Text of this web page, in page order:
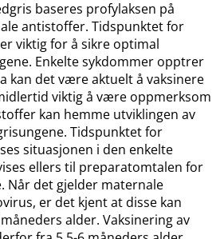
baseres profylaksen på
antistoffer. Tidspunktet for
viktig for å sikre optimal
Enkelte sykdommer opptrer
kan det være aktuelt å vaksinere
viktig å være oppmerksom
kan hemme utviklingen av
Tidspunktet for
situasjonen i den enkelte
ellers til preparatomtalen for
Når det gjelder maternale
er det kjent at disse kan
alder. Vaksinering av